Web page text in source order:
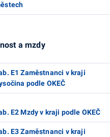
a mzdy
E1 Zaměstnanci v kraji
podle OKEČ
E2 Mzdy v kraji podle OKEČ
E3 Zaměstnanci v kraji